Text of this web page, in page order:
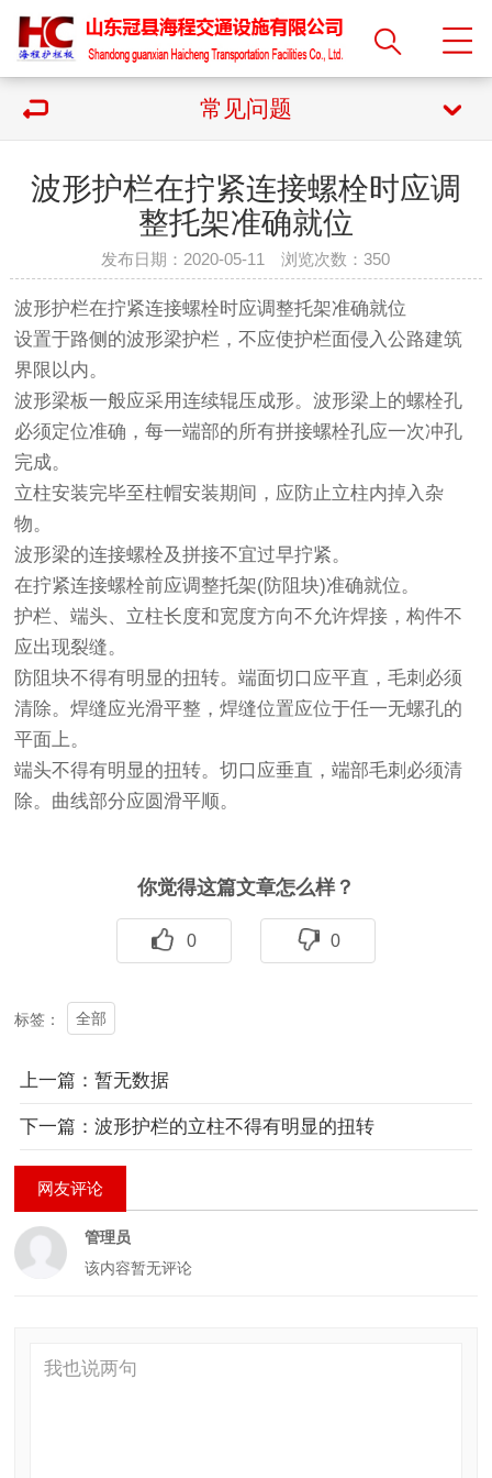
常见问题
波形护栏在拧紧连接螺栓时应调
整托架准确就位
发布日期：2020-05-11 浏览次数：350
波形护栏在拧紧连接螺栓时应调整托架准确就位
设置于路侧的波形梁护栏，不应使护栏面侵入公路建筑
界限以内。
波形梁板一般应采用连续辊压成形。波形梁上的螺栓孔
必须定位准确，每一端部的所有拼接螺栓孔应一次冲孔
完成。
立柱安装完毕至柱帽安装期间，应防止立柱内掉入杂
物。
波形梁的连接螺栓及拼接不宜过早拧紧。
在拧紧连接螺栓前应调整托架(防阻块)准确就位。
护栏、端头、立柱长度和宽度方向不允许焊接，构件不
应出现裂缝。
防阻块不得有明显的扭转。端面切口应平直，毛刺必须
清除。焊缝应光滑平整，焊缝位置应位于任一无螺孔的
平面上。
端头不得有明显的扭转。切口应垂直，端部毛刺必须清
除。曲线部分应圆滑平顺。
你觉得这篇文章怎么样？
0 0
标签： 全部
上一篇：暂无数据
下一篇：波形护栏的立柱不得有明显的扭转
网友评论
管理员
该内容暂无评论